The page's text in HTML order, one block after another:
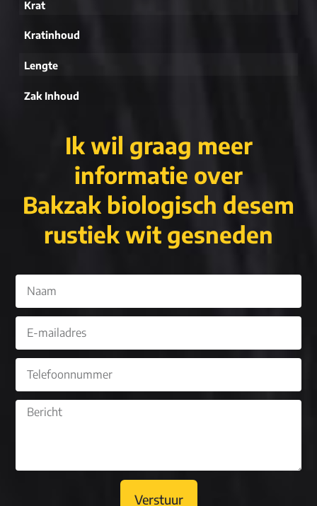
Krat
Kratinhoud
Lengte
Zak Inhoud
Ik wil graag meer
informatie over
Bakzak biologisch desem
rustiek wit gesneden
Verstuur